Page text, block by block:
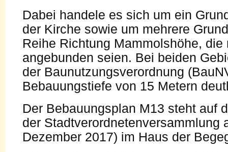
Dabei handele es sich um ein
der Kirche sowie um mehrere
Reihe Richtung Mammolshöhe,
angebunden seien. Bei beiden
der Baunutzungsverordnung
Bebauungstiefe von 15 Metern
Der Bebauungsplan M13 steht auf
der Stadtverordneten­versammlung
Dezember 2017) im Haus der